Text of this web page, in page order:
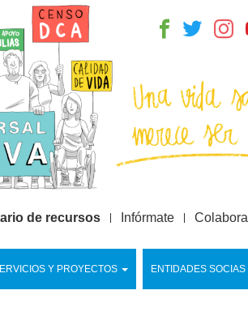
Y PROYECTOS ENTIDADES SOCIAS
de recursos Infórmate Colabora